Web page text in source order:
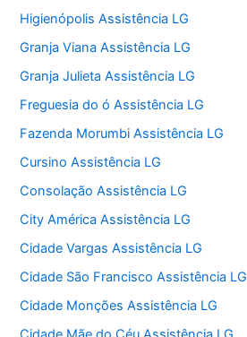
Higienópolis Assistência LG
Granja Viana Assistência LG
Granja Julieta Assistência LG
Freguesia do ó Assistência LG
Fazenda Morumbi Assistência LG
Cursino Assistência LG
Consolação Assistência LG
City América Assistência LG
Cidade Vargas Assistência LG
Cidade São Francisco Assistência LG
Cidade Monções Assistência LG